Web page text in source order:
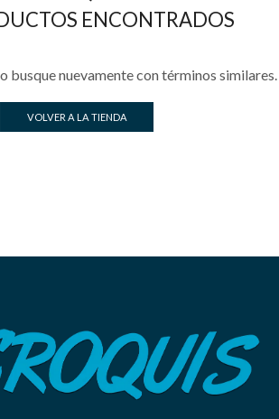
ENCONTRADOS
busque nuevamente con términos similares.
VOLVER A LA TIENDA